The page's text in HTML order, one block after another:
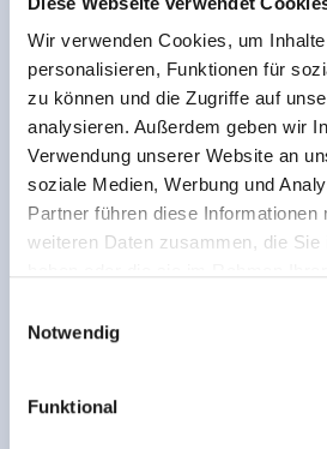
Wir verwenden Cookies, um
personalisieren, Funktionen für
zu können und die Zugriffe auf
analysieren. Außerdem geben wir
Verwendung unserer Website an
soziale Medien, Werbung und
Partner führen diese Informationen
weiteren Daten zusammen, die Sie
Rohr 23// A-6280 Zell am Ziller
Notwendig
Funktional